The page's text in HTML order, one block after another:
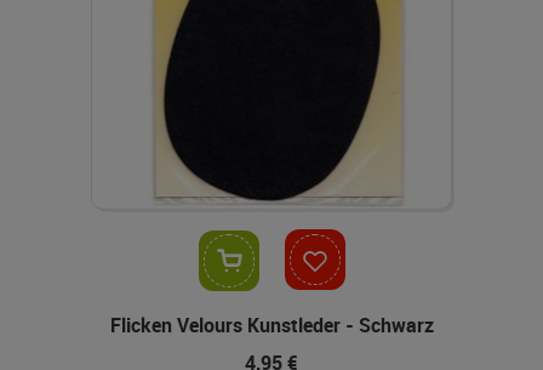
Flicken Velours Kunstleder - Schwarz
4,95 €